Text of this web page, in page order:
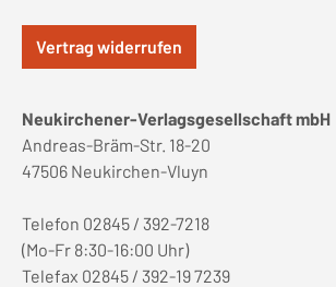
Vertrag widerrufen
Neukirchener-Verlagsgesellschaft mbH
Andreas-Bräm-Str. 18-20
47506 Neukirchen-Vluyn
Telefon 02845 / 392-7218
(Mo-Fr 8:30-16:00 Uhr)
Telefax 02845 / 392-19 7239